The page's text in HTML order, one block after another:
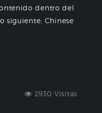
dentro del
siguiente: Chinese
2930 Visitas